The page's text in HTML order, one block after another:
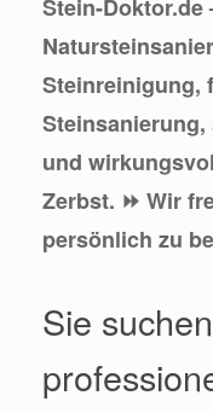
Stein-Doktor.de
Steinreinigung,
und
Zerbst. ⏩ Wir
persönlich zu
Sie